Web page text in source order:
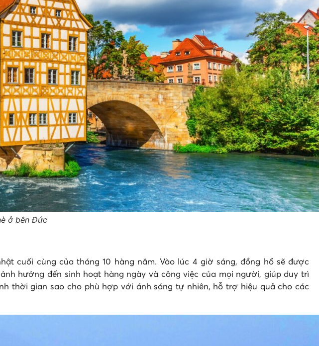
ở bên Đức
cuối cùng của tháng 10 hàng năm. Vào lúc 4 giờ sáng, đồng hồ sẽ được
hưởng đến sinh hoạt hàng ngày và công việc của mọi người, giúp duy trì
thời gian sao cho phù hợp với ánh sáng tự nhiên, hỗ trợ hiệu quả cho các